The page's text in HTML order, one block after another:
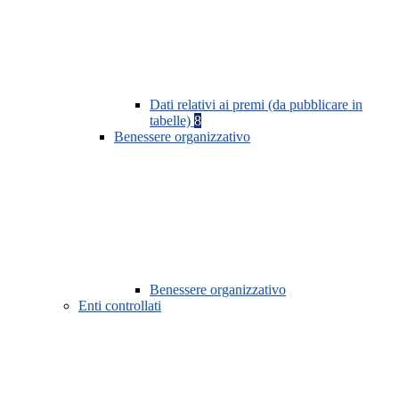
Dati relativi ai premi (da pubblicare in
tabelle) 8
Benessere organizzativo
Benessere organizzativo
Enti controllati